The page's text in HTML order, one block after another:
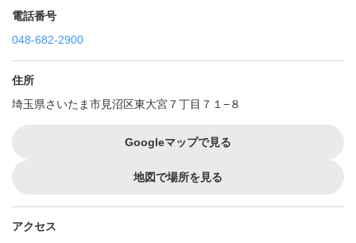
電話番号
048-682-2900
住所
埼玉県さいたま市見沼区東大宮７丁目７１−８
Googleマップで見る
地図で場所を見る
アクセス